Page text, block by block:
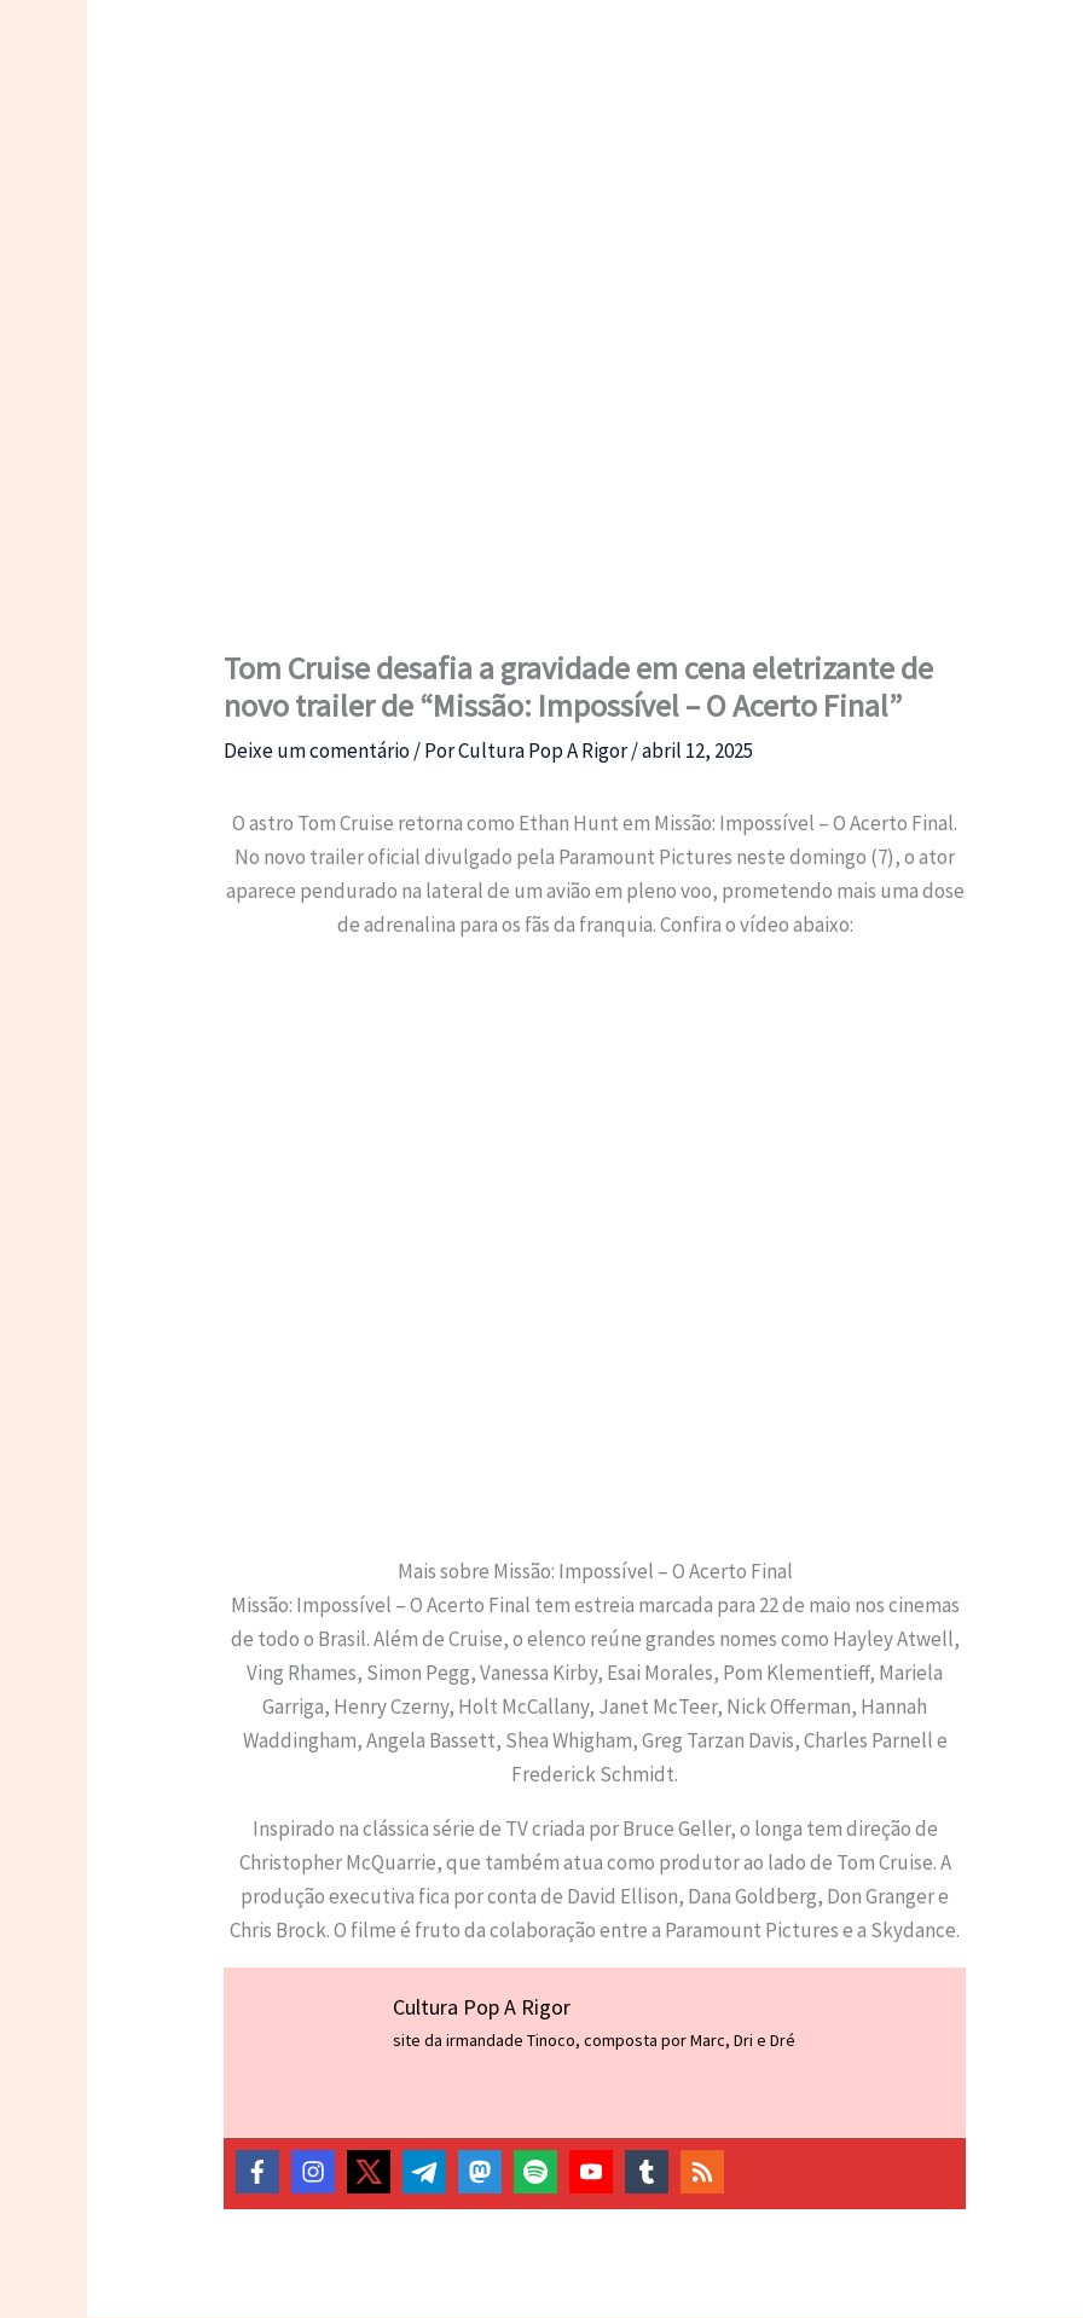
Tom Cruise desafia a gravidade em cena eletrizante de
novo trailer de “Missão: Impossível – O Acerto Final”
Deixe um comentário/ PorCultura Pop A Rigor/abril 12, 2025
O astro Tom Cruise retorna como Ethan Hunt em Missão: Impossível – O Acerto Final.
No novo trailer oficial divulgado pela Paramount Pictures neste domingo (7), o ator
aparece pendurado na lateral de um avião em pleno voo, prometendo mais uma dose
de adrenalina para os fãs da franquia. Confira o vídeo abaixo:
Mais sobre Missão: Impossível – O Acerto Final
Missão: Impossível – O Acerto Final tem estreia marcada para 22 de maio nos cinemas
de todo o Brasil. Além de Cruise, o elenco reúne grandes nomes como Hayley Atwell,
Ving Rhames, Simon Pegg, Vanessa Kirby, Esai Morales, Pom Klementieff, Mariela
Garriga, Henry Czerny, Holt McCallany, Janet McTeer, Nick Offerman, Hannah
Waddingham, Angela Bassett, Shea Whigham, Greg Tarzan Davis, Charles Parnell e
Frederick Schmidt.
Inspirado na clássica série de TV criada por Bruce Geller, o longa tem direção de
Christopher McQuarrie, que também atua como produtor ao lado de Tom Cruise. A
produção executiva fica por conta de David Ellison, Dana Goldberg, Don Granger e
Chris Brock. O filme é fruto da colaboração entre a Paramount Pictures e a Skydance.
Cultura Pop A Rigor
site da irmandade Tinoco, composta por Marc, Dri e Dré